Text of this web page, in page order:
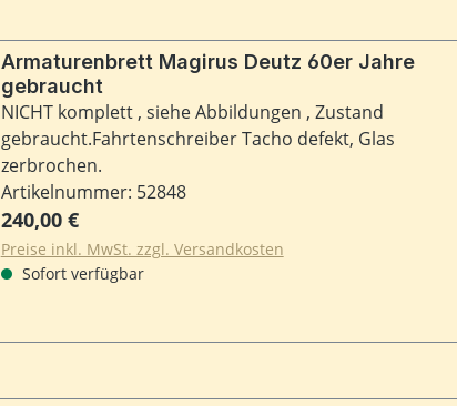
Armaturenbrett Magirus Deutz 60er Jahre
gebraucht
NICHT komplett , siehe Abbildungen , Zustand
gebraucht.Fahrtenschreiber Tacho defekt, Glas
zerbrochen.
Artikelnummer: 52848
Regulärer Preis:
240,00 €
Preise inkl. MwSt. zzgl. Versandkosten
Sofort verfügbar